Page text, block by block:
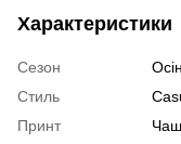
Характеристики
Сезон
Стиль
Принт